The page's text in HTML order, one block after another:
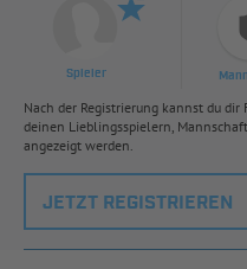
Spieler
Nach der Registrierung kannst du dir
deinen Lieblingsspielern,
angezeigt werden.
JETZT REGISTRIEREN